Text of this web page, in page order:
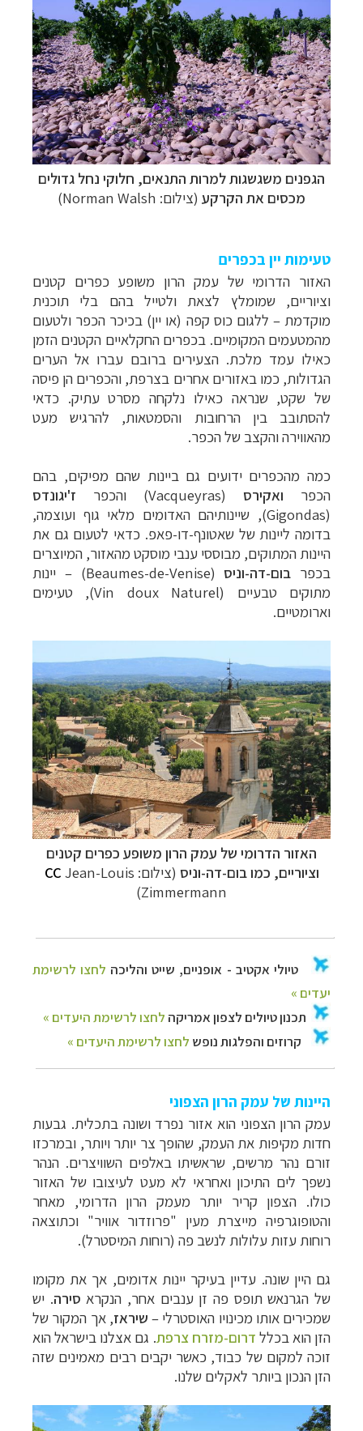
הגפנים משגשגות למרות התנאים, חלוקי נחל גדולים
מכסים את הקרקע (צילום: Norman Walsh)
טעימות יין בכפרים
האזור הדרומי של עמק הרון משופע כפרים קטנים
וציוריים, שמומלץ לצאת ולטייל בהם בלי תוכנית
מוקדמת– ללגום כוס קפה (או יין) בכיכר הכפר ולטעום
מהמטעמים המקומיים. בכפרים החקלאיים הקטנים הזמן
כאילו עמד מלכת. הצעירים ברובם עברו אל הערים
הגדולות, כמו באזורים אחרים בצרפת, והכפרים הן פיסה
של שקט, שנראה כאילו נלקחה מסרט עתיק. כדאי
להסתובב בין הרחובות והסמטאות, להרגיש מעט
מהאווירה והקצב של הכפר.
כמה מהכפרים ידועים גם ביינות שהם מפיקים, בהם
הכפר ואקירס (
Vacqueyras) והכפר ז'יגונדס
(
Gigondas), שיינותיהם האדומים מלאי גוף ועוצמה,
בדומה ליינות של שאטונף-דו-פאפ. כדאי לטעום גם את
היינות המתוקים, מבוססי ענבי מוסקט מהאזור, המיוצרים
בכפר בום-דה-וניס (
Beaumes-de-Venise) – יינות
מתוקים טבעיים (Vin doux Naturel), טעימים
וארומטיים.
האזור הדרומי של עמק הרון משופע כפרים קטנים
וציוריים, כמובום-דה-וניס (צילום: CC Jean-Louis
Zimmermann)
טיולי אקטיב - אופניים, שייט והליכה לחצו לרשימת
יעדים »
תכנוןטיולים לצפון אמריקהלחצו לרשימת היעדים »
קרוזים והפלגות נופשלחצו לרשימת היעדים »
היינות של עמק הרון הצפוני
עמק הרון הצפוני הוא אזור נפרד ושונה בתכלית. גבעות
חדות מקיפות את העמק, שהופך צר יותר ויותר, ובמרכזו
זורם נהר מרשים, שראשיתו באלפים השוויצרים. הנהר
נשפך לים התיכון ואחראי לא מעט לעיצובו של האזור
כולו. הצפון קריר יותר מעמק הרון הדרומי, מאחר
והטופוגרפיה מייצרת מעין "פרוזדור אוויר" וכתוצאה
רוחות עזות עלולות לנשב פה (רוחות המיסטרל).
גם היין שונה. עדיין בעיקר יינות אדומים, אך את מקומו
של הגרנאש תופס פה זן ענבים אחר, הנקרא סירה. יש
שמכירים אותו מכינויו האוסטרלי – שיראז, אך המקור של
הזן הוא בכלל דרום-מזרח צרפת. גם אצלנו בישראל הוא
זוכה למקום של כבוד, כאשר יקבים רבים מאמינים שזה
הזן הנכון ביותר לאקלים שלנו.